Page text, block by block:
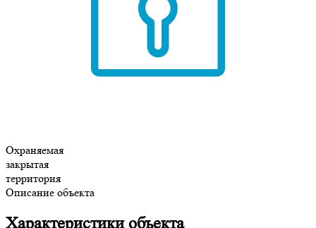
Охраняемая
закрытая
территория
Описание объекта
Характеристики объекта